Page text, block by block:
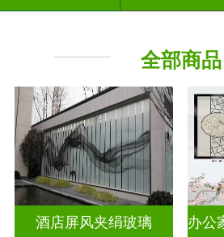
其它玻璃
全部商品
酒店屏风夹绢玻璃